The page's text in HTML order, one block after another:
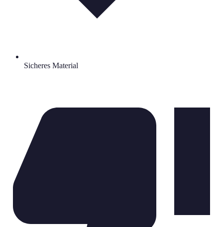
Sicheres Material